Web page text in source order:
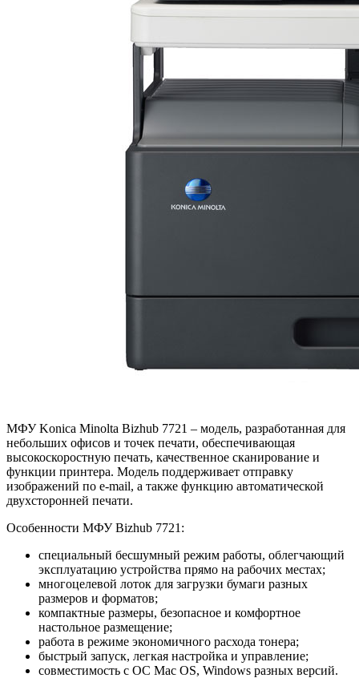
МФУ Konica Minolta Bizhub 7721 – модель, разработанная для
небольших офисов и точек печати, обеспечивающая
высокоскоростную печать, качественное сканирование и
функции принтера. Модель поддерживает отправку
изображений по e-mail, а также функцию автоматической
двухсторонней печати.
Особенности МФУ Bizhub 7721:
специальный бесшумный режим работы, облегчающий
эксплуатацию устройства прямо на рабочих местах;
многоцелевой лоток для загрузки бумаги разных
размеров и форматов;
компактные размеры, безопасное и комфортное
настольное размещение;
работа в режиме экономичного расхода тонера;
быстрый запуск, легкая настройка и управление;
совместимость с ОС Mac OS, Windows разных версий.